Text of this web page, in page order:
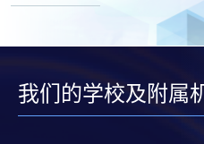
我们的学校及附属